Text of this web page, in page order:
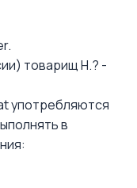
товарищ Н.? -
употребляются
в